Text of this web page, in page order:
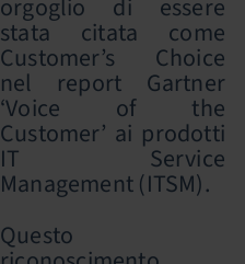
orgoglio di essere
stata citata come
Customer’s Choice
nel report Gartner
‘Voice of the
Customer’ ai prodotti
IT Service
Management (ITSM).
Questo